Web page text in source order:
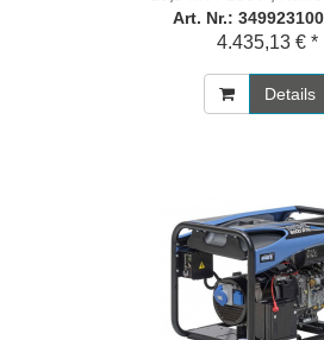
Art. Nr.:
4.435,13 € *
Details